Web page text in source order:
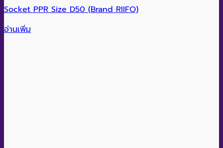
Socket PPR Size D50 (Brand RIIFO)
อ่านเพิ่ม